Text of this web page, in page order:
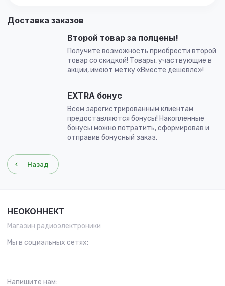
Доставка заказов
Второй товар за полцены!
Получите возможность приобрести второй
товар со скидкой! Товары, участвующие в
акции, имеют метку «Вместе дешевле»!
EXTRA бонус
Всем зарегистрированным клиентам
предоставляются бонусы! Накопленные
бонусы можно потратить, сформировав и
отправив бонусный заказ.
Назад
НЕОКОННЕКТ
Магазин радиоэлектроники
Мы в социальных сетях:
Напишите нам: